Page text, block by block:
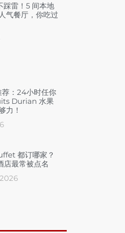
踩雷！5 间本地
气餐厅，你吃过
：24小时任你
Durian 水果
力！
都订哪家？
店最常被点名